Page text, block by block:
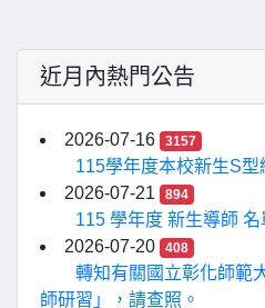
近月內熱門公告
2026-07-16 3157
115學年度本校新生S型
2026-07-21
894
115 學年度 新生導師 名
2026-07-20
408
轉知有關國立彰化師範
師研習」，請查照。